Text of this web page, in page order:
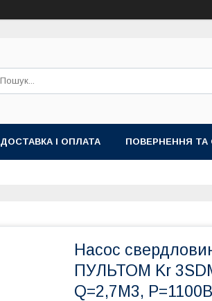
ДОСТАВКА І ОПЛАТА ПОВЕРНЕННЯ ТА
Насос
ПУЛЬТОМ Kr
Q=2,7M3,